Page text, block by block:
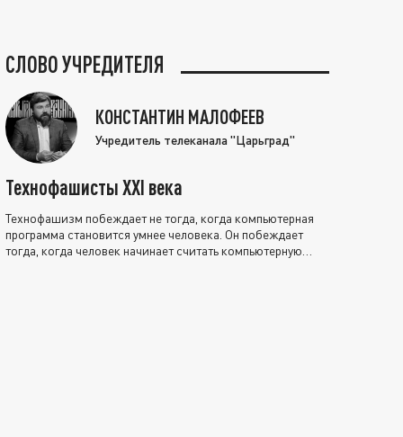
СЛОВО УЧРЕДИТЕЛЯ
КОНСТАНТИН МАЛОФЕЕВ
Учредитель телеканала "Царьград"
Технофашисты XXI века
Технофашизм побеждает не тогда, когда компьютерная
программа становится умнее человека. Он побеждает
тогда, когда человек начинает считать компьютерную